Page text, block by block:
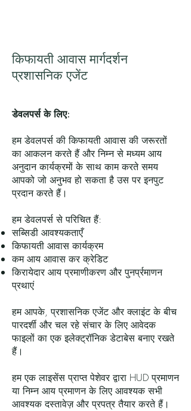
किफायती आवास मार्गदर्शन
प्रशासनिक एजेंट
डेवलपर्स के लिए:
हम डेवलपर्स की किफायती आवास की जरूरतों
का आकलन करते हैं और निम्न से मध्यम आय
अनुदान कार्यक्रमों के साथ काम करते समय
आपको जो अनुभव हो सकता है उस पर इनपुट
प्रदान करते हैं।
हम डेवलपर्स से परिचित हैं:
सब्सिडी आवश्यकताएँ
किफायती आवास कार्यक्रम
कम आय आवास कर क्रेडिट
किरायेदार आय प्रमाणीकरण और पुनर्प्रमाणन
प्रथाएं
हम आपके, प्रशासनिक एजेंट और क्लाइंट के बीच
पारदर्शी और चल रहे संचार के लिए आवेदक
फाइलों का एक इलेक्ट्रॉनिक डेटाबेस बनाए रखते
हैं।
हम एक लाइसेंस प्राप्त पेशेवर द्वारा HUD प्रमाणन
या निम्न आय प्रमाणन के लिए आवश्यक सभी
आवश्यक दस्तावेज़ और प्रपत्र तैयार करते हैं।